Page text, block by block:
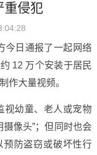
重侵犯
今日通报了一起网络
12 万个安装于居民
作大量视频。
视幼童、老人或宠物
像头”；但同时也会
预防盗窃或破坏性行